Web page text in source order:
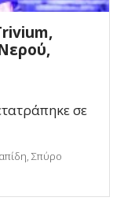
σε
Σπύρο